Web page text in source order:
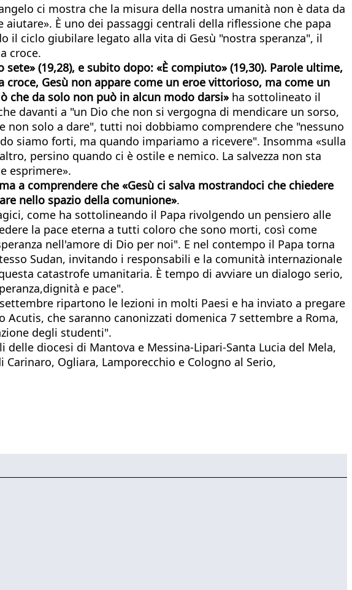
ci mostra che la misura della nostra umanità non è data da
È uno dei passaggi centrali della riflessione che papa
il ciclo giubilare legato alla vita di Gesù "nostra speranza", il
croce.
(19,28), e subito dopo: «È compiuto» (19,30). Parole ultime,
Gesù non appare come un eroe vittorioso, ma come un
che da solo non può in alcun modo darsi» ha sottolineato il
davanti a "un Dio che non si vergogna di mendicare un sorso,
non solo a dare", tutti noi dobbiamo comprendere che "nessuno
siamo forti, ma quando impariamo a ricevere". Insomma «sulla
persino quando ci è ostile e nemico. La salvezza non sta
esprimere».
a comprendere che «Gesù ci salva mostrandoci che chiedere
nello spazio della comunione».
come ha sottolineando il Papa rivolgendo un pensiero alle
la pace eterna a tutti coloro che sono morti, così come
nell'amore di Dio per noi". E nel contempo il Papa torna
Sudan, invitando i responsabili e la comunità internazionale
catastrofe umanitaria. È tempo di avviare un dialogo serio,
e pace".
ripartono le lezioni in molti Paesi e ha inviato a pregare
che saranno canonizzati domenica 7 settembre a Roma,
degli studenti".
diocesi di Mantova e Messina-Lipari-Santa Lucia del Mela,
Ogliara, Lamporecchio e Cologno al Serio,